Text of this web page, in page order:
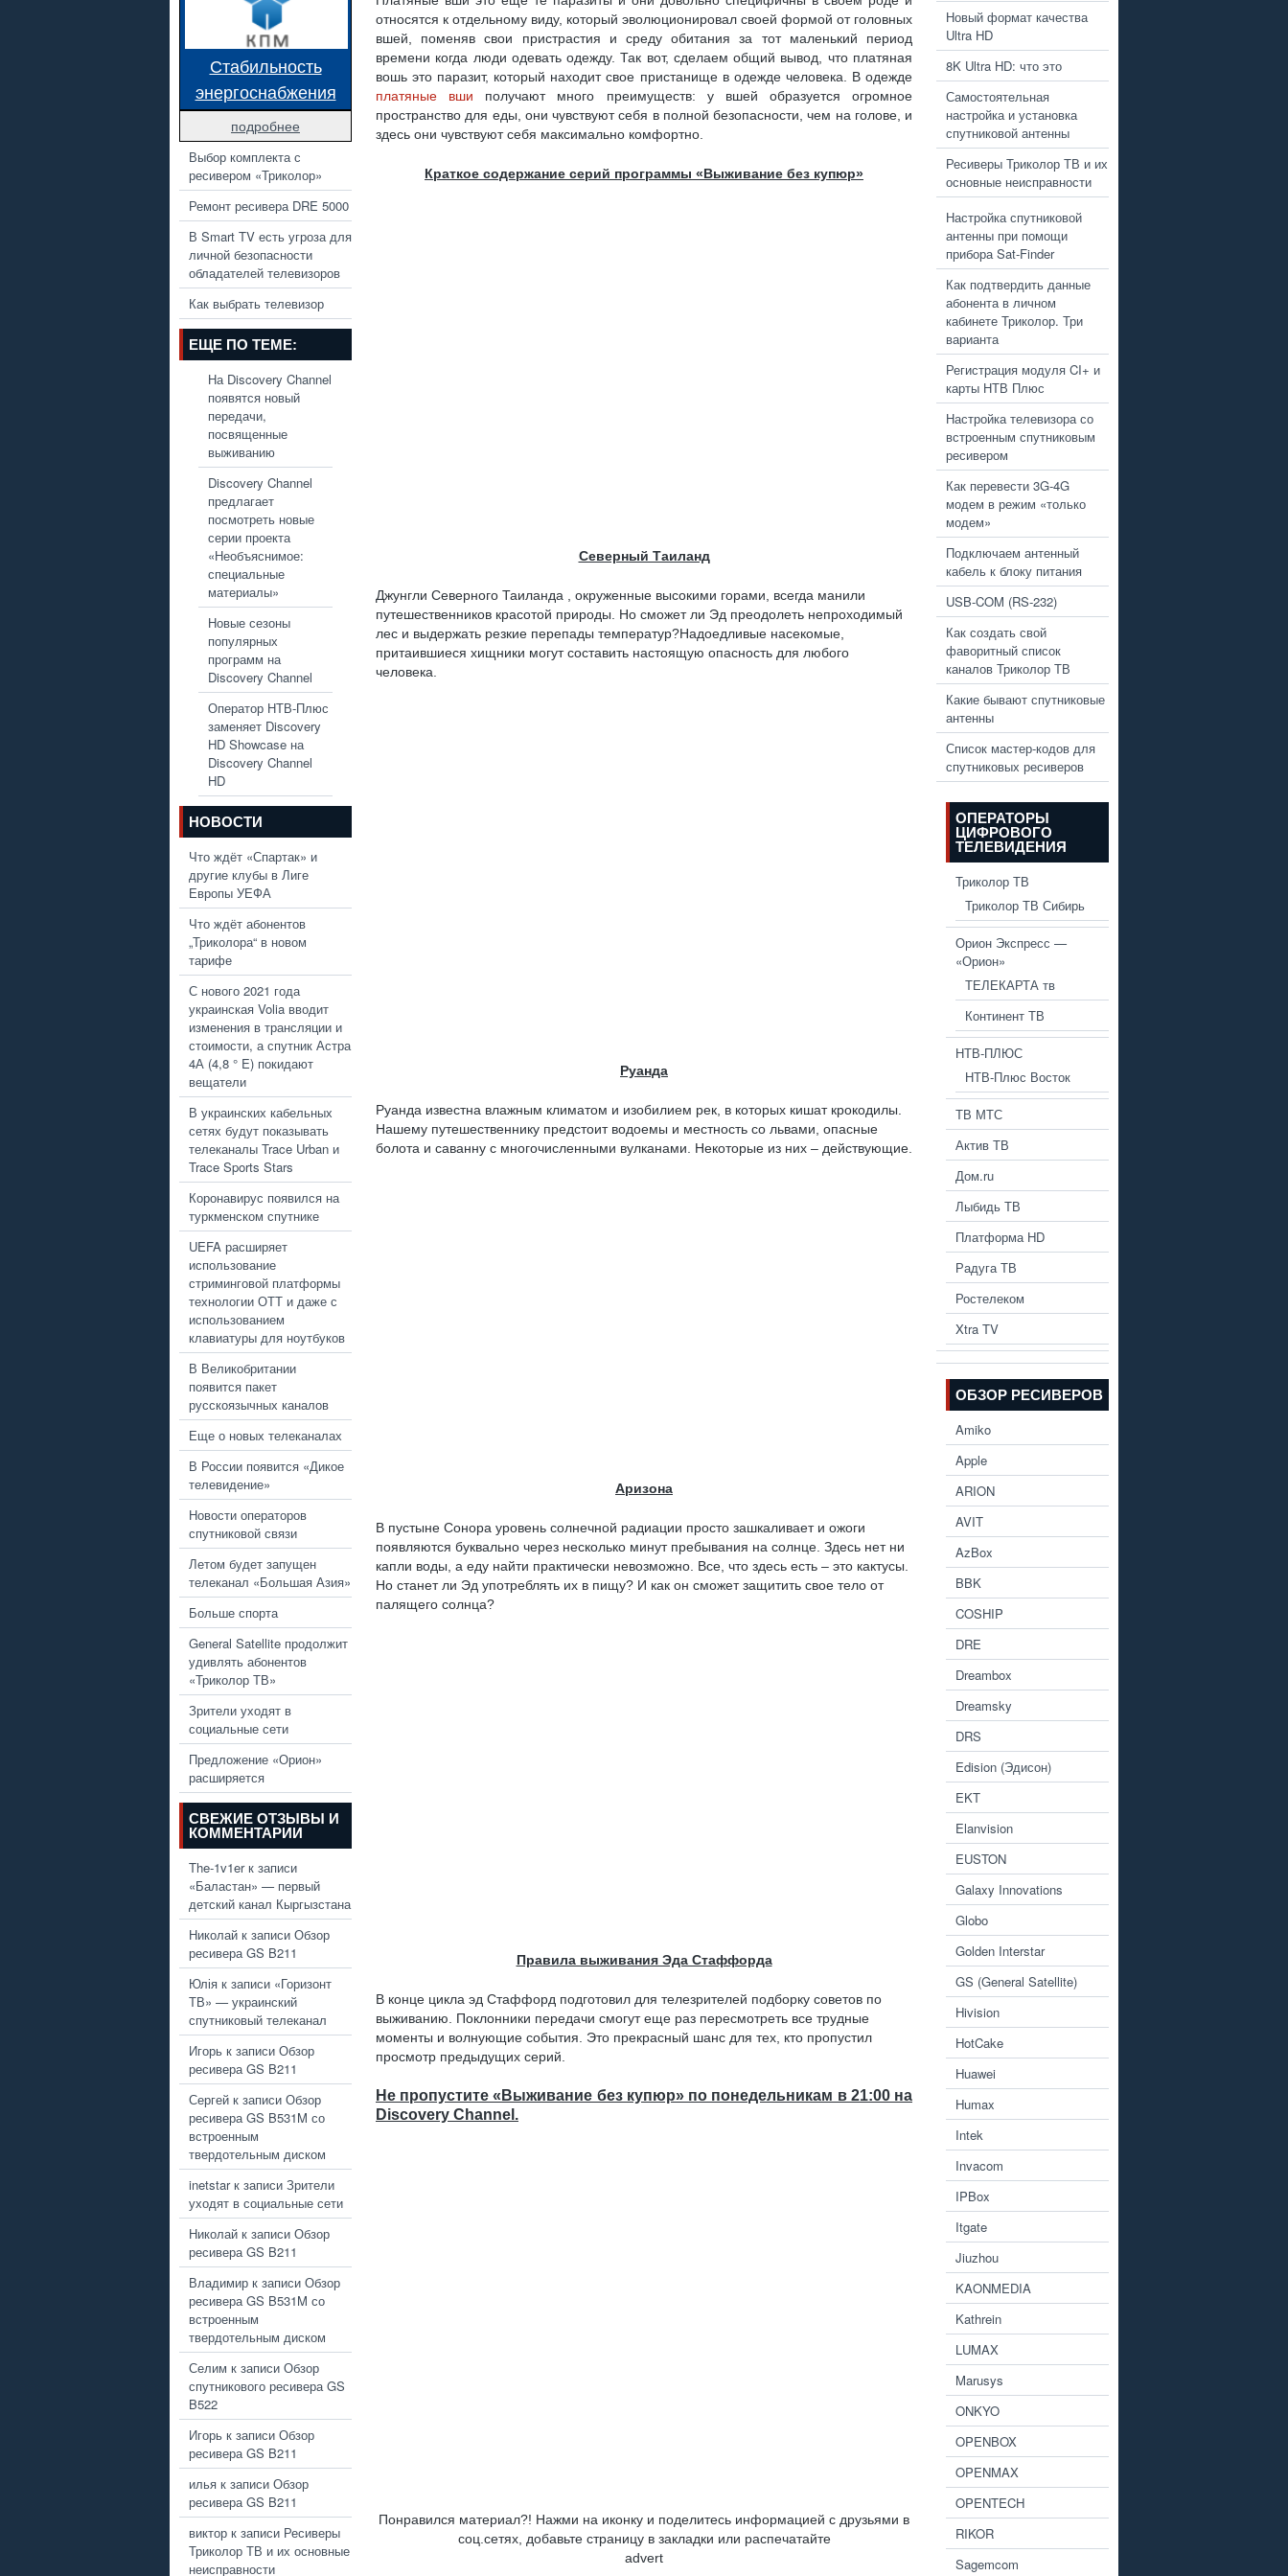
Стабильность
энергоснабжения
подробнее
Выбор комплекта с
ресивером «Триколор»
Ремонт ресивера DRE 5000
В Smart TV есть угроза для
личной безопасности
обладателей телевизоров
Как выбрать телевизор
ЕЩЕ ПО ТЕМЕ:
На Discovery Channel
появятся новый
передачи,
посвященные
выживанию
Discovery Channel
предлагает
посмотреть новые
серии проекта
«Необъяснимое:
специальные
материалы»
Новые сезоны
популярных
программ на
Discovery Channel
Оператор НТВ-Плюс
заменяет Discovery
HD Showcase на
Discovery Channel
HD
НОВОСТИ
Что ждёт «Спартак» и
другие клубы в Лиге
Европы УЕФА
Что ждёт абонентов
„Триколора“ в новом
тарифе
С нового 2021 года
украинская Volia вводит
изменения в трансляции и
стоимости, а спутник Астра
4А (4,8 ° E) покидают
вещатели
В украинских кабельных
сетях будут показывать
телеканалы Trace Urban и
Trace Sports Stars
Коронавирус появился на
туркменском спутнике
UEFA расширяет
использование
стриминговой платформы
технологии ОТТ и даже с
использованием
клавиатуры для ноутбуков
В Великобритании
появится пакет
русскоязычных каналов
Еще о новых телеканалах
В России появится «Дикое
телевидение»
Новости операторов
спутниковой связи
Летом будет запущен
телеканал «Большая Азия»
Больше спорта
General Satellite продолжит
удивлять абонентов
«Триколор ТВ»
Зрители уходят в
социальные сети
Предложение «Орион»
расширяется
СВЕЖИЕ ОТЗЫВЫ И
КОММЕНТАРИИ
The-1v1erк записи
«Баластан» — первый
детский канал Кыргызстана
Николай к записи Обзор
ресивера GS B211
Юлія к записи «Горизонт
ТВ» — украинский
спутниковый телеканал
Игорь к записи Обзор
ресивера GS B211
Сергей к записи Обзор
ресивера GS B531M со
встроенным
твердотельным диском
inetstarк записи Зрители
уходят в социальные сети
Николай к записи Обзор
ресивера GS B211
Владимир к записи Обзор
ресивера GS B531M со
встроенным
твердотельным диском
Селим к записи Обзор
спутникового ресивера GS
B522
Игорь к записи Обзор
ресивера GS B211
илья к записи Обзор
ресивера GS B211
виктор к записи Ресиверы
Триколор ТВ и их основные
неисправности
относятся к отдельному виду, который эволюционировал своей формой от головных
вшей, поменяв свои пристрастия и среду обитания за тот маленький период
времени когда люди одевать одежду. Так вот, сделаем общий вывод, что платяная
вошь это паразит, который находит свое пристанище в одежде человека. В одежде
платяные вши получают много преимуществ: у вшей образуется огромное
пространство для еды, они чувствуют себя в полной безопасности, чем на голове, и
здесь они чувствуют себя максимально комфортно.
Краткое содержание серий программы «Выживание без купюр»
Северный Таиланд
Джунгли Северного Таиланда , окруженные высокими горами, всегда манили
путешественников красотой природы. Но сможет ли Эд преодолеть непроходимый
лес и выдержать резкие перепады температур?Надоедливые насекомые,
притаившиеся хищники могут составить настоящую опасность для любого
человека.
Руанда
Руанда известна влажным климатом и изобилием рек, в которых кишат крокодилы.
Нашему путешественнику предстоит водоемы и местность со львами, опасные
болота и саванну с многочисленными вулканами. Некоторые из них – действующие.
Аризона
В пустыне Сонора уровень солнечной радиации просто зашкаливает и ожоги
появляются буквально через несколько минут пребывания на солнце. Здесь нет ни
капли воды, а еду найти практически невозможно. Все, что здесь есть – это кактусы.
Но станет ли Эд употреблять их в пищу? И как он сможет защитить свое тело от
палящего солнца?
Правила выживания Эда Стаффорда
В конце цикла эд Стаффорд подготовил для телезрителей подборку советов по
выживанию. Поклонники передачи смогут еще раз пересмотреть все трудные
моменты и волнующие события. Это прекрасный шанс для тех, кто пропустил
просмотр предыдущих серий.
Не пропустите «Выживание без купюр» по понедельникам в 21:00 на
Discovery Channel.
Понравился материал?! Нажми на иконку и поделитесь информацией с друзьями в
соц.сетях, добавьте страницу в закладки или распечатайте
advert
Новый формат качества
Ultra HD
8K Ultra HD: что это
Самостоятельная
настройка и установка
спутниковой антенны
Ресиверы Триколор ТВ и их
основные неисправности
Настройка спутниковой
антенны при помощи
прибора Sat-Finder
Как подтвердить данные
абонента в личном
кабинете Триколор. Три
варианта
Регистрация модуля CI+ и
карты НТВ Плюс
Настройка телевизора со
встроенным спутниковым
ресивером
Как перевести 3G-4G
модем в режим «только
модем»
Подключаем антенный
кабель к блоку питания
USB-COM (RS-232)
Как создать свой
фаворитный список
каналов Триколор ТВ
Какие бывают спутниковые
антенны
Список мастер-кодов для
спутниковых ресиверов
ОПЕРАТОРЫ
ЦИФРОВОГО
ТЕЛЕВИДЕНИЯ
Триколор ТВ
Триколор ТВ Сибирь
Орион Экспресс —
«Орион»
ТЕЛЕКАРТА тв
Континент ТВ
НТВ-ПЛЮС
НТВ-Плюс Восток
ТВ МТС
Актив ТВ
Дом.ru
Лыбидь ТВ
Платформа HD
Радуга ТВ
Ростелеком
Xtra TV
ОБЗОР РЕСИВЕРОВ
Amiko
Apple
ARION
AVIT
AzBox
BBK
COSHIP
DRE
Dreambox
Dreamsky
DRS
Edision (Эдисон)
EKT
Elanvision
EUSTON
Galaxy Innovations
Globo
Golden Interstar
GS (General Satellite)
Hivision
HotCake
Huawei
Humax
Intek
Invacom
IPBox
Itgate
Jiuzhou
KAONMEDIA
Kathrein
LUMAX
Marusys
ONKYO
OPENBOX
OPENMAX
OPENTECH
RIKOR
Sagemcom